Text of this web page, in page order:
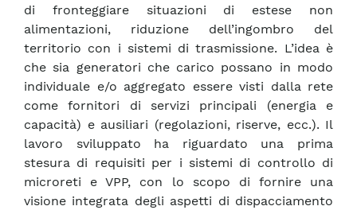
di fronteggiare situazioni di estese non
alimentazioni, riduzione dell’ingombro del
territorio con i sistemi di trasmissione. L’idea è
che sia generatori che carico possano in modo
individuale e/o aggregato essere visti dalla rete
come fornitori di servizi principali (energia e
capacità) e ausiliari (regolazioni, riserve, ecc.). Il
lavoro sviluppato ha riguardato una prima
stesura di requisiti per i sistemi di controllo di
microreti e VPP, con lo scopo di fornire una
visione integrata degli aspetti di dispacciamento